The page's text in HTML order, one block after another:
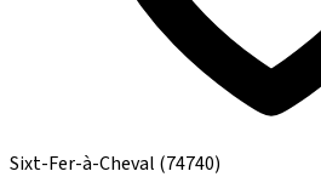
Sixt-Fer-à-Cheval (74740)